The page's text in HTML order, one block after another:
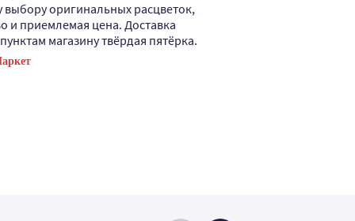
оригинальных расцветок,
и приемлемая цена. Доставка
магазину твёрдая пятёрка.